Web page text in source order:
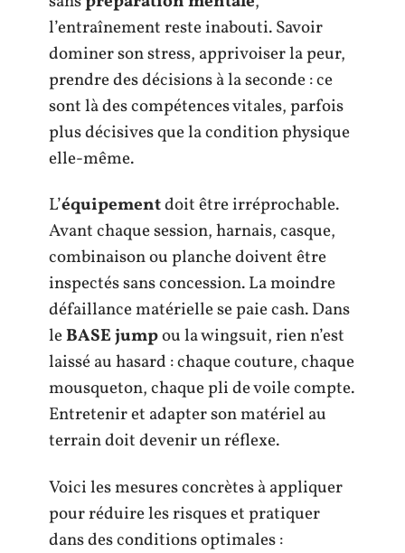
l’entraînement reste inabouti. Savoir
dominer son stress, apprivoiser la peur,
prendre des décisions à la seconde : ce
sont là des compétences vitales, parfois
plus décisives que la condition physique
elle-même.
L’équipementdoit être irréprochable.
Avant chaque session, harnais, casque,
combinaison ou planche doivent être
inspectés sans concession. La moindre
défaillance matérielle se paie cash. Dans
leBASE jumpou la wingsuit, rien n’est
laissé au hasard : chaque couture, chaque
mousqueton, chaque pli de voile compte.
Entretenir et adapter son matériel au
terrain doit devenir un réflexe.
Voici les mesures concrètes à appliquer
pour réduire les risques et pratiquer
dans des conditions optimales :